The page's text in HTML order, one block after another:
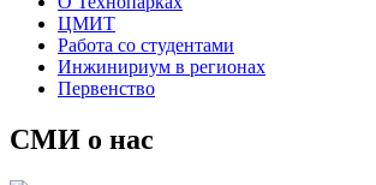
ЦМИТ
Работа со студентами
Инжинириум в регионах
Первенство
СМИ о нас